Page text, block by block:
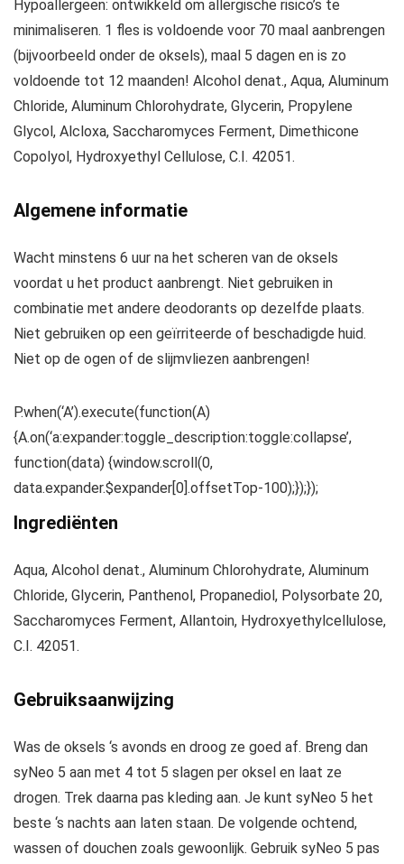
Hypoallergeen: ontwikkeld om allergische risico’s te
minimaliseren. 1 fles is voldoende voor 70 maal aanbrengen
(bijvoorbeeld onder de oksels), maal 5 dagen en is zo
voldoende tot 12 maanden! Alcohol denat., Aqua, Aluminum
Chloride, Aluminum Chlorohydrate, Glycerin, Propylene
Glycol, Alcloxa, Saccharomyces Ferment, Dimethicone
Copolyol, Hydroxyethyl Cellulose, C.I. 42051.
Algemene informatie
Wacht minstens 6 uur na het scheren van de oksels
voordat u het product aanbrengt. Niet gebruiken in
combinatie met andere deodorants op dezelfde plaats.
Niet gebruiken op een geïrriteerde of beschadigde huid.
Niet op de ogen of de slijmvliezen aanbrengen!
P.when(‘A’).execute(function(A)
{A.on(‘a:expander:toggle_description:toggle:collapse’,
function(data) {window.scroll(0,
data.expander.$expander[0].offsetTop-100);});});
Ingrediënten
Aqua, Alcohol denat., Aluminum Chlorohydrate, Aluminum
Chloride, Glycerin, Panthenol, Propanediol, Polysorbate 20,
Saccharomyces Ferment, Allantoin, Hydroxyethylcellulose,
C.I. 42051.
Gebruiksaanwijzing
Was de oksels ‘s avonds en droog ze goed af. Breng dan
syNeo 5 aan met 4 tot 5 slagen per oksel en laat ze
drogen. Trek daarna pas kleding aan. Je kunt syNeo 5 het
beste ‘s nachts aan laten staan. De volgende ochtend,
wassen of douchen zoals gewoonlijk. Gebruik syNeo 5 pas